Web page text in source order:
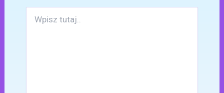
tutaj..